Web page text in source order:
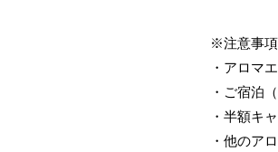
※注意事項
・アロマ
・ご宿泊
・半額キ
・他のア